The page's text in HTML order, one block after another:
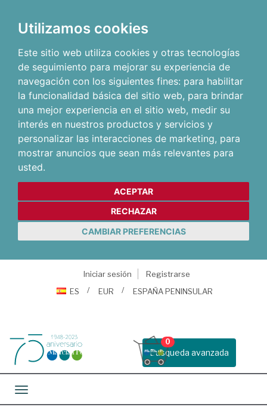
Utilizamos cookies
Este sitio web utiliza cookies y otras tecnologías
de seguimiento para mejorar su experiencia de
navegación con los siguientes fines: para habilitar
la funcionalidad básica del sitio web, para brindar
una mejor experiencia en el sitio web, medir su
interés en nuestros productos y servicios y
personalizar las interacciones de marketing, para
mostrar anuncios que sean más relevantes para
usted.
ACEPTAR
RECHAZAR
CAMBIAR PREFERENCIAS
Iniciar sesión
Registrarse
ES
EUR ESPAÑA PENINSULAR
Busqueda avanzada
0
Toggle navigation